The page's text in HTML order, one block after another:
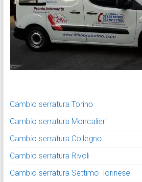
Cambio serratura Torino
Cambio serratura Moncalieri
Cambio serratura Collegno
Cambio serratura Rivoli
Cambio serratura Settimo Torinese